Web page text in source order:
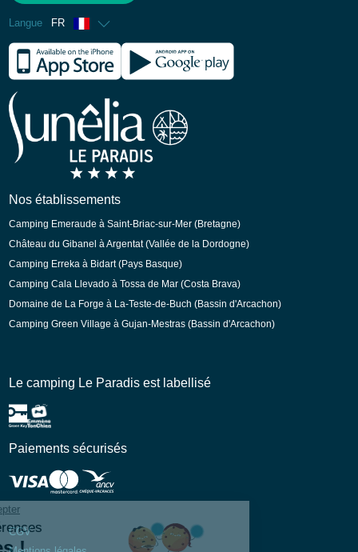
Langue FR
Anglais
Espagnol
Allemand
Néerlandais
Nos établissements
Camping Emeraude à Saint-Briac-sur-Mer (Bretagne)
Château du Gibanel à Argentat (Vallée de la Dordogne)
Camping Erreka à Bidart (Pays Basque)
Camping Cala Llevado à Tossa de Mar (Costa Brava)
Domaine de La Forge à La-Teste-de-Buch (Bassin d'Arcachon)
Camping Green Village à Gujan-Mestras (Bassin d'Arcachon)
Le camping Le Paradis est labellisé
Paiements sécurisés
CGV